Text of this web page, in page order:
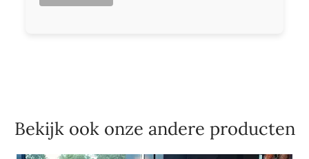
Bekijk ook onze andere producten